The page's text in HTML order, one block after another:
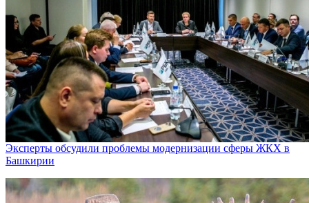
Эксперты обсудили проблемы модернизации сферы ЖКХ в
Башкирии